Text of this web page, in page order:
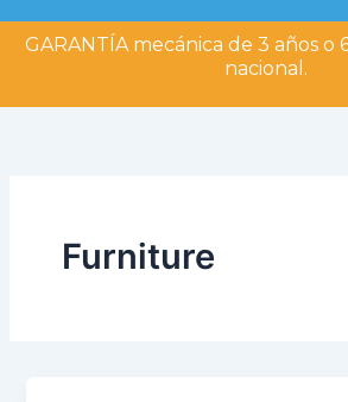
GARANTÍA mecánica de 3 años o
nacional.
Furniture